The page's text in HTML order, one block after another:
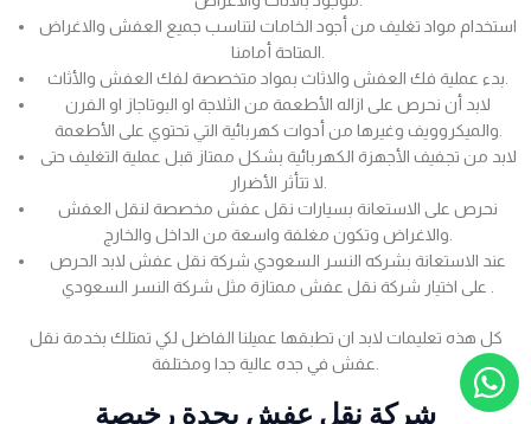
استخدام مواد تغليف من أجود الخامات لتناسب جميع العفش والاغراض
لابد أن نحرص على ازاله الأطعمة من الثلاجة او البوتاجاز او الفرن
لابد من تجفيف الأجهزة الكهربائية بشكل ممتاز قبل عملية التغليف حتى
نحرص على الاستعانة بسيارات نقل عفش مخصصة لنقل العفش
عند الاستعانة بشركه النسر السعودي شركة نقل عفش لابد الحرص
كل هذه تعليمات لابد ان تطبقها عميلنا الفاضل لكي تمتلك بخدمة نقل
شركة نقل عفش بجدة رخيصة